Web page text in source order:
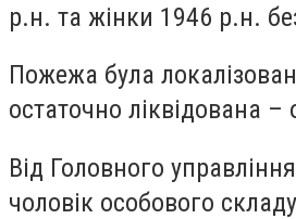
р.н. та жінки 1946 р.н.
Пожежа була
остаточно ліквідована –
Від Головного
чоловік особового